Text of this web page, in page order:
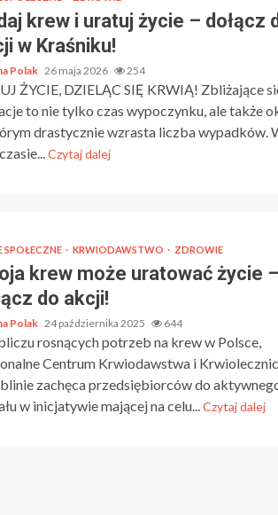
krew i uratuj życie – dołącz
w Kraśniku!
Polak 26 maja 2026 254
ŻYCIE, DZIELĄC SIĘ KRWIĄ! Zbliżające
to nie tylko czas wypoczynku, ale także
drastycznie wzrasta liczba wypadków.
Czytaj dalej
SPOŁECZNE KRWIODAWSTWO ZDROWIE
krew może uratować życie –
do akcji!
Polak 24 października 2025 644
rosnących potrzeb na krew w Polsce,
Centrum Krwiodawstwa i
zachęca przedsiębiorców do
w inicjatywie mającej na celu... Czytaj dalej